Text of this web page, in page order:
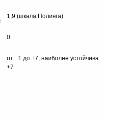
1,9 (шкала Полинга)
0
от −1 до +7; наиболее устойчива
+7